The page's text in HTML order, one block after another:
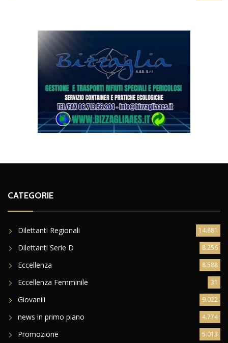
CATEGORIE
Dilettanti Regionali 14.881
Dilettanti Serie D 8.256
Eccellenza 8.588
Eccellenza Femminile 31
Giovanili 9.022
news in primo piano 4.774
Promozione 5.013